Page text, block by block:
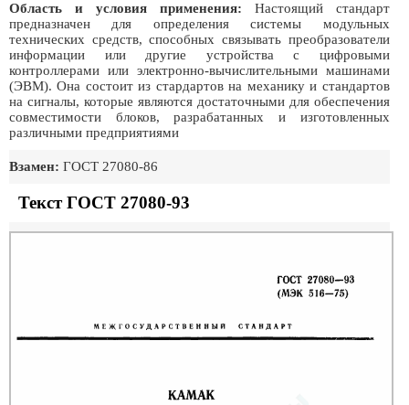
Область и условия применения: Настоящий стандарт
предназначен для определения системы модульных
технических средств, способных связывать преобразователи
информации или другие устройства с цифровыми
контроллерами или электронно-вычислительными машинами
(ЭВМ). Она состоит из стардартов на механику и стандартов
на сигналы, которые являются достаточными для обеспечения
совместимости блоков, разрабатанных и изготовленных
различными предприятиями
Взамен: ГОСТ 27080-86
Текст ГОСТ 27080-93